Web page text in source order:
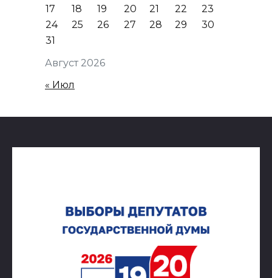
Август 2026
17
18 19 20 21 22
23
24
25 26 27 28 29
30
31
« Июл